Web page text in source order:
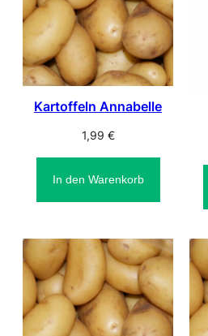
Kartoffeln Annabelle
1,99 €
In den Warenkorb